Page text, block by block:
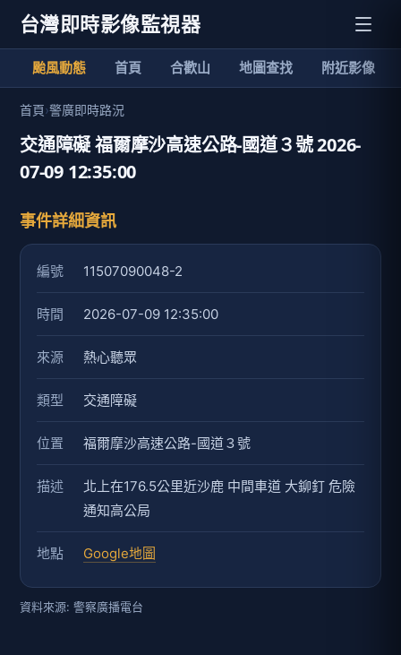
台灣即時影像監視器
颱風動態 首頁 合歡山 地圖查找 附近影像
首頁›警廣即時路況
交通障礙 福爾摩沙高速公路-國道３號 2026-
07-09 12:35:00
事件詳細資訊
編號 11507090048-2
時間 2026-07-09 12:35:00
來源 熱心聽眾
類型 交通障礙
位置 福爾摩沙高速公路-國道３號
描述
北上在176.5公里近沙鹿 中間車道 大鉚釘 危險
通知高公局
地點 Google地圖
資料來源: 警察廣播電台